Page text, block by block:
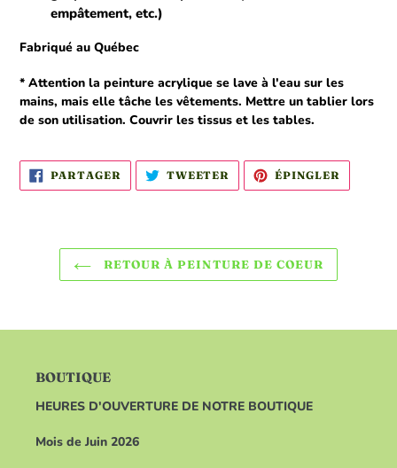
empâtement, etc.)
Fabriqué au Québec
* Attention la peinture acrylique se lave à l'eau sur les
mains, mais elle tâche les vêtements. Mettre un tablier lors
de son utilisation. Couvrir les tissus et les tables.
PARTAGER PARTAGER
SUR
FACEBOOK
TWEETER TWEETER
SUR
TWITTER
ÉPINGLER
RETOUR À PEINTURE DE COEUR
BOUTIQUE
HEURES D'OUVERTURE DE NOTRE BOUTIQUE
Mois de Juin 2026